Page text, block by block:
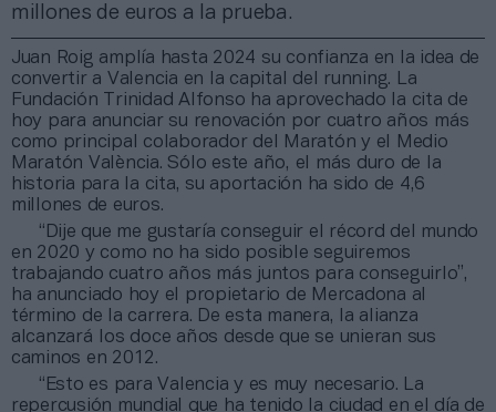
millones de euros a la prueba.
Juan Roig amplía hasta 2024 su confianza en la idea de
convertir a Valencia en la capital del running. La
Fundación Trinidad Alfonso ha aprovechado la cita de
hoy para anunciar su renovación por cuatro años más
como principal colaborador del Maratón y el Medio
Maratón València. Sólo este año, el más duro de la
historia para la cita, su aportación ha sido de 4,6
millones de euros.
“Dije que me gustaría conseguir el récord del mundo
en 2020 y como no ha sido posible seguiremos
trabajando cuatro años más juntos para conseguirlo”,
ha anunciado hoy el propietario de Mercadona al
término de la carrera. De esta manera, la alianza
alcanzará los doce años desde que se unieran sus
caminos en 2012.
“Esto es para Valencia y es muy necesario. La
repercusión mundial que ha tenido la ciudad en el día de